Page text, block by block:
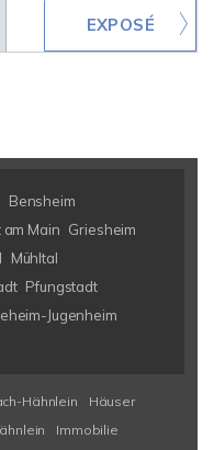
Bensheim
am Main Griesheim
Mühltal
Pfungstadt
Jugenheim
Hähnlein
Häuser
Immobilie